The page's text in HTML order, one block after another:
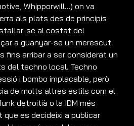
Whipporwill…) on va
als plats des de principis
se al costat del
a guanyar-se un merescut
fins arribar a ser considerat un
del techno local. Techno
i bombo implacable, però
de molts altres estils com el
detroitià o la IDM més
que es decideixi a publicar